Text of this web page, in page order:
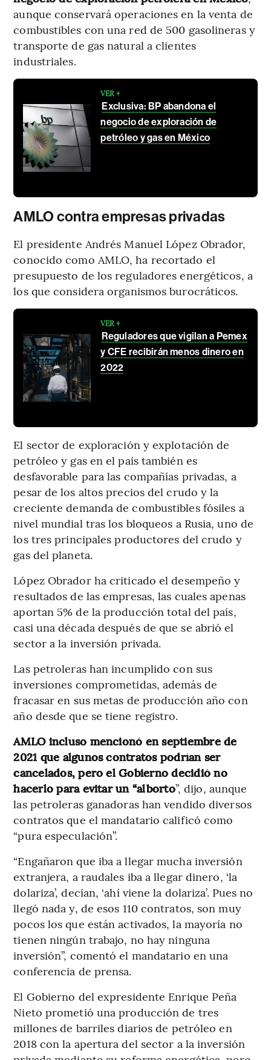
aunque conservará operaciones en la venta de
combustibles con una red de 500 gasolineras y
transporte de gas natural a clientes
industriales.
VER +
Exclusiva: BP abandona el
negocio de exploración de
petróleo y gas en México
AMLO contra empresas privadas
El presidente Andrés Manuel López Obrador,
conocido como AMLO, ha recortado el
presupuesto de los reguladores energéticos, a
los que considera organismos burocráticos.
VER +
Reguladores que vigilan a Pemex
y CFE recibirán menos dinero en
2022
El sector de exploración y explotación de
petróleo y gas en el país también es
desfavorable para las compañías privadas, a
pesar de los altos precios del crudo y la
creciente demanda de combustibles fósiles a
nivel mundial tras los bloqueos a Rusia, uno de
los tres principales productores del crudo y
gas del planeta.
López Obrador ha criticado el desempeño y
resultados de las empresas, las cuales apenas
aportan 5% de la producción total del país,
casi una década después de que se abrió el
sector a la inversión privada.
Las petroleras han incumplido con sus
inversiones comprometidas, además de
fracasar en sus metas de producción año con
año desde que se tiene registro.
AMLO incluso mencionó en septiembre de
2021 que algunos contratos podrían ser
cancelados, pero el Gobierno decidió no
hacerlo para evitar un “alborto”, dijo, aunque
las petroleras ganadoras han vendido diversos
contratos que el mandatario calificó como
“pura especulación”.
“Engañaron que iba a llegar mucha inversión
extranjera, a raudales iba a llegar dinero, ‘la
dolariza’, decían, ‘ahí viene la dolariza’. Pues no
llegó nada y, de esos 110 contratos, son muy
pocos los que están activados, la mayoría no
tienen ningún trabajo, no hay ninguna
inversión”, comentó el mandatario en una
conferencia de prensa.
El Gobierno del expresidente Enrique Peña
Nieto prometió una producción de tres
millones de barriles diarios de petróleo en
2018 con la apertura del sector a la inversión